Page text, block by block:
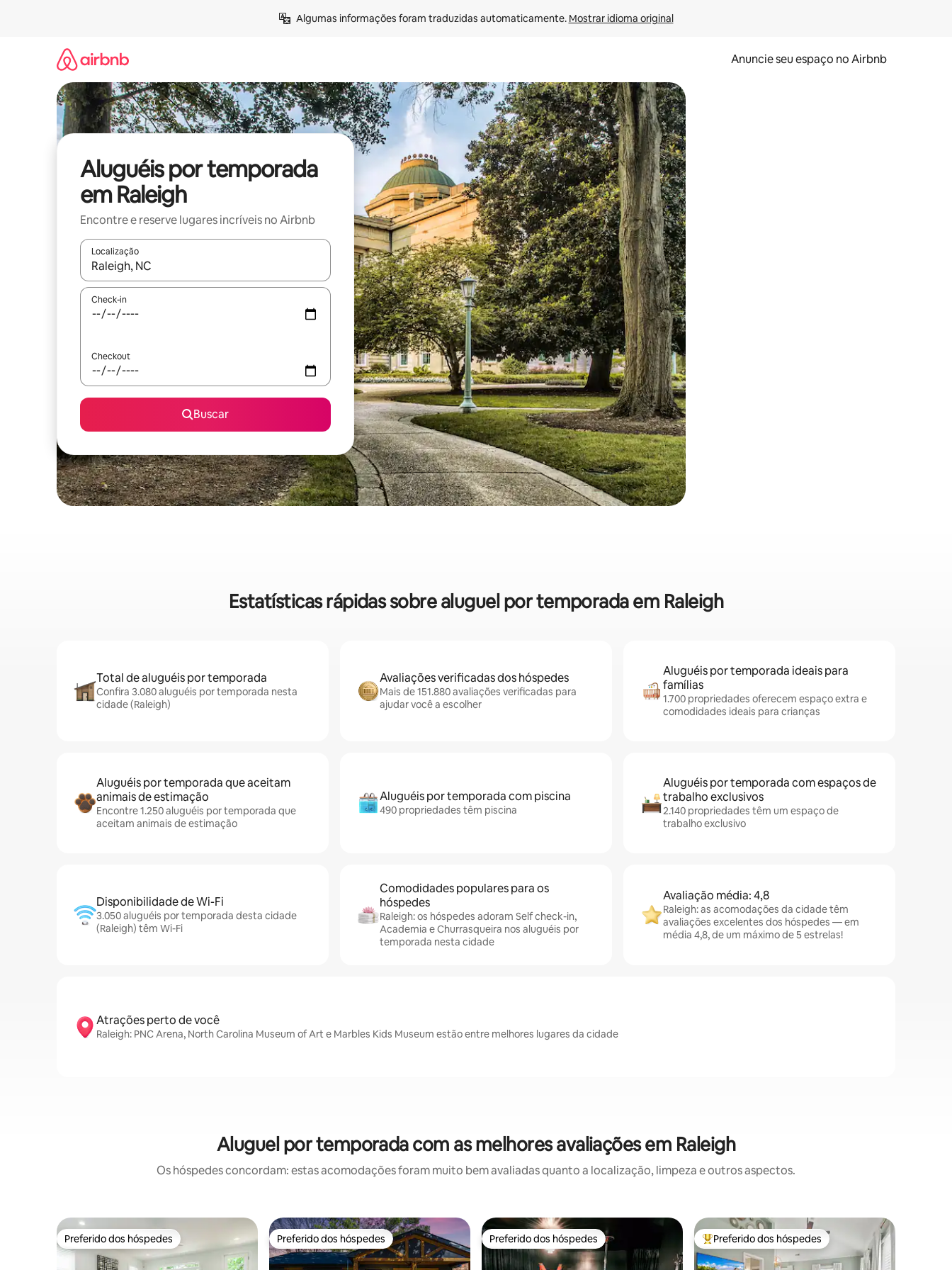
Algumas informações foram traduzidas automaticamente. Mostrar idioma original
Anuncie seu espaço no Airbnb
Aluguéis por temporada
em Raleigh
Encontre e reserve lugares incríveis no Airbnb
Localização
Quando os resultados estiverem disponíveis, explore-os usando as seta para cima e para baixo do teclado ou tocando e deslizando o dedo na tela.
Check-in
Checkout
Buscar
Estatísticas rápidas sobre aluguel por temporada em Raleigh
Total de aluguéis por temporada
Confira 3.080 aluguéis por temporada nesta
cidade (Raleigh)
Avaliações verificadas dos hóspedes
Mais de 151.880 avaliações verificadas para
ajudar você a escolher
Aluguéis por temporada ideais para
famílias
1.700 propriedades oferecem espaço extra e
comodidades ideais para crianças
Aluguéis por temporada que aceitam
animais de estimação
Encontre 1.250 aluguéis por temporada que
aceitam animais de estimação
Aluguéis por temporada com piscina
490 propriedades têm piscina
Aluguéis por temporada com espaços de
trabalho exclusivos
2.140 propriedades têm um espaço de
trabalho exclusivo
Disponibilidade de Wi-Fi
3.050 aluguéis por temporada desta cidade
(Raleigh) têm Wi-Fi
Comodidades populares para os
hóspedes
Raleigh: os hóspedes adoram Self check-in,
Academia e Churrasqueira nos aluguéis por
temporada nesta cidade
Avaliação média: 4,8
Raleigh: as acomodações da cidade têm
avaliações excelentes dos hóspedes — em
média 4,8, de um máximo de 5 estrelas!
Atrações perto de você
Raleigh: PNC Arena, North Carolina Museum of Art e Marbles Kids Museum estão entre melhores lugares da cidade
Aluguel por temporada com as melhores avaliações em Raleigh
Os hóspedes concordam: estas acomodações foram muito bem avaliadas quanto a localização, limpeza e outros aspectos.
Preferido dos hóspedes
Preferido dos hóspedes Preferido dos hóspedes
Preferido dos hóspedes Preferido dos hóspedes
Preferido dos hóspedes Entre os melhores preferidos dos hóspedes
Preferido dos hóspedes